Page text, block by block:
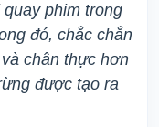
phim trong
đó, chắc chắn
chân thực hơn
được tạo ra